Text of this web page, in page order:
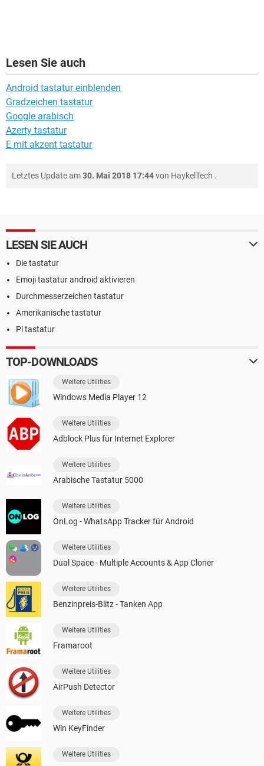
Lesen Sie auch
Android tastatur einblenden
Gradzeichen tastatur
Google arabisch
Azerty tastatur
E mit akzent tastatur
Letztes Update am30. Mai 2018 17:44von HaykelTech .
LESEN SIE AUCH
Die tastatur
Emoji tastatur android aktivieren
Durchmesserzeichen tastatur
Amerikanische tastatur
Pi tastatur
TOP-DOWNLOADS
Weitere Utilities
Windows Media Player 12
Weitere Utilities
Adblock Plus für Internet Explorer
Weitere Utilities
Arabische Tastatur 5000
Weitere Utilities
OnLog - WhatsApp Tracker für Android
Weitere Utilities
Dual Space - Multiple Accounts & App Cloner
Weitere Utilities
Benzinpreis-Blitz - Tanken App
Weitere Utilities
Framaroot
Weitere Utilities
AirPush Detector
Weitere Utilities
Win KeyFinder
Weitere Utilities